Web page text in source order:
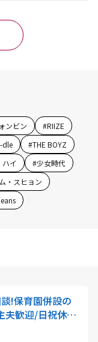
ンビン #RIIZE
dle #THE BOYZ
ハイ #少女時代
・スヒョン
!保育園併設の
夫歓迎/日祝休み